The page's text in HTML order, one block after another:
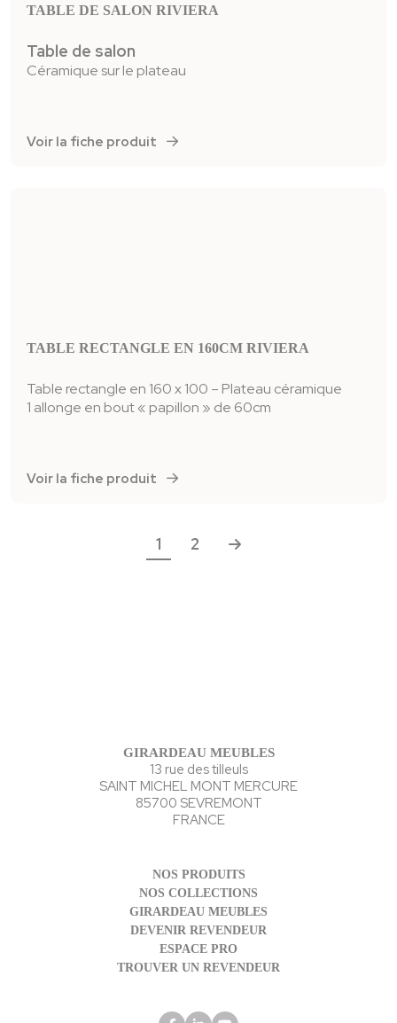
TABLE DE SALON RIVIERA
Table de salon
Céramique sur le plateau
Voir la fiche produit
TABLE RECTANGLE EN 160CM RIVIERA
Table rectangle en 160 x 100 – Plateau céramique
1 allonge en bout « papillon » de 60cm
Voir la fiche produit
Navigation
1 2
GIRARDEAU MEUBLES
13 rue des tilleuls
SAINT MICHEL MONT MERCURE
85700 SEVREMONT
FRANCE
NOS PRODUITS
NOS COLLECTIONS
GIRARDEAU MEUBLES
DEVENIR REVENDEUR
ESPACE PRO
TROUVER UN REVENDEUR